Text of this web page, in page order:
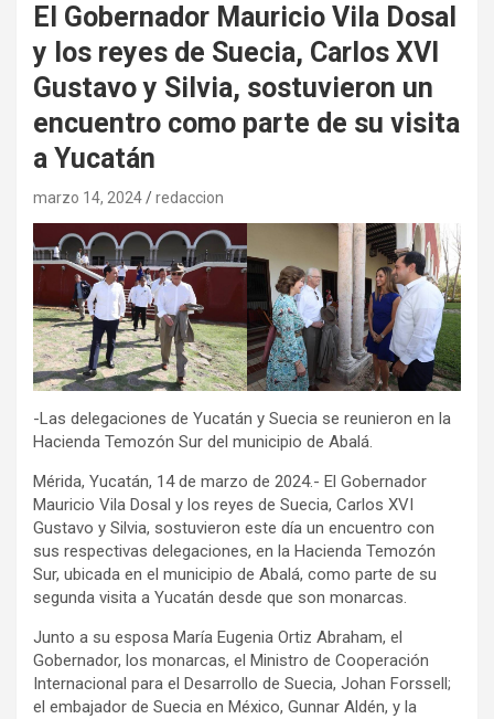
El Gobernador Mauricio Vila Dosal
y los reyes de Suecia, Carlos XVI
Gustavo y Silvia, sostuvieron un
encuentro como parte de su visita
a Yucatán
marzo 14, 2024 redaccion
-Las delegaciones de Yucatán y Suecia se reunieron en la
Hacienda Temozón Sur del municipio de Abalá.
Mérida, Yucatán, 14 de marzo de 2024.- El Gobernador
Mauricio Vila Dosal y los reyes de Suecia, Carlos XVI
Gustavo y Silvia, sostuvieron este día un encuentro con
sus respectivas delegaciones, en la Hacienda Temozón
Sur, ubicada en el municipio de Abalá, como parte de su
segunda visita a Yucatán desde que son monarcas.
Junto a su esposa María Eugenia Ortiz Abraham, el
Gobernador, los monarcas, el Ministro de Cooperación
Internacional para el Desarrollo de Suecia, Johan Forssell;
el embajador de Suecia en México, Gunnar Aldén, y la